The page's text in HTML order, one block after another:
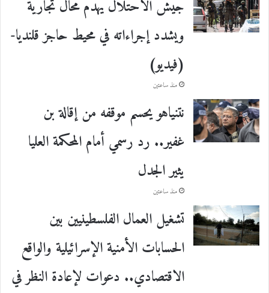
جيش الاحتلال يهدم محالّ تجارية
ويشدد إجراءاته في محيط حاجز قلنديا-
(فيديو)
منذ ساعتين
نتنياهو يحسم موقفه من إقالة بن
غفير.. رد رسمي أمام المحكمة العليا
يثير الجدل
منذ ساعتين
تشغيل العمال الفلسطينيين بين
الحسابات الأمنية الإسرائيلية والواقع
الاقتصادي.. دعوات لإعادة النظر في